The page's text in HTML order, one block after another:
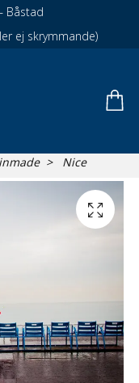
Båstad
ej skrymmande)
Nice